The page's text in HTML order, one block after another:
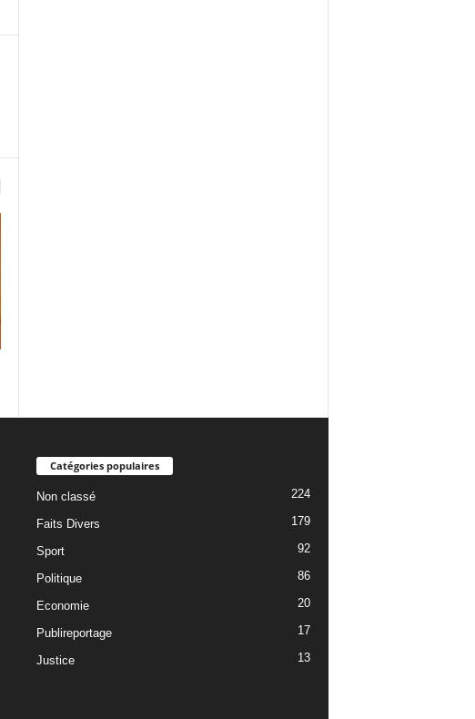
Catégories populaires
Non classé 224
Faits Divers 179
Sport 92
Politique 86
Economie 20
Publireportage 17
Justice 13